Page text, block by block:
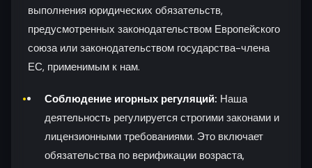
выполнения юридических обязательств,
предусмотренных законодательством Европейского
союза или законодательством государства-члена
ЕС, применимым к нам.
Соблюдение игорных регуляций: Наша
деятельность регулируется строгими законами и
лицензионными требованиями. Это включает
обязательства по верификации возраста,